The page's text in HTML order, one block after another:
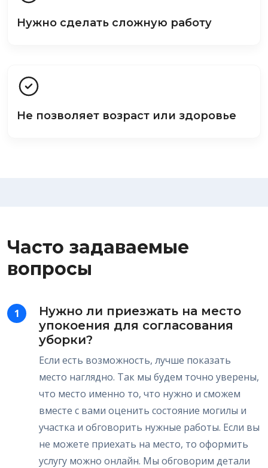
Нужно сделать сложную работу
Не позволяет возраст или здоровье
Часто задаваемые
вопросы
1
Нужно ли приезжать на место
упокоения для согласования
уборки?
Если есть возможность, лучше показать
место наглядно. Так мы будем точно уверены,
что место именно то, что нужно и сможем
вместе с вами оценить состояние могилы и
участка и обговорить нужные работы. Если вы
не можете приехать на место, то оформить
услугу можно онлайн. Мы обговорим детали